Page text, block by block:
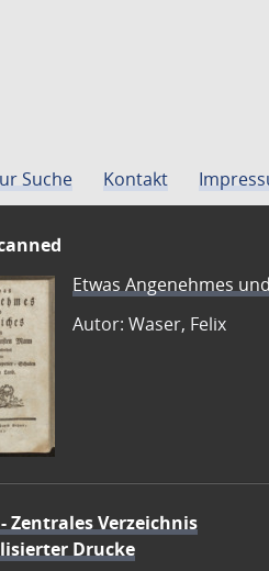
Suche Kontakt
Etwas Angenehmes
Autor: Waser, Felix
- Zentrales Verzeichnis
Drucke